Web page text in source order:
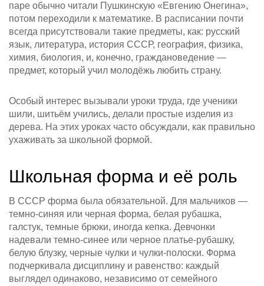
паре обычно читали Пушкинскую «Евгению Онегина»,
потом переходили к математике. В расписании почти
всегда присутствовали такие предметы, как: русский
язык, литература, история СССР, география, физика,
химия, биология, и, конечно, граждановедение —
предмет, который учил молодёжь любить страну.
Особый интерес вызывали уроки труда, где ученики
шили, шитьём учились, делали простые изделия из
дерева. На этих уроках часто обсуждали, как правильно
ухаживать за школьной формой.
Школьная форма и её роль
В СССР форма была обязательной. Для мальчиков —
темно-синяя или черная форма, белая рубашка,
галстук, темные брюки, иногда кепка. Девчонки
надевали темно-синее или черное платье‑рубашку,
белую блузку, черные чулки и чулки‑полоски. Форма
подчеркивала дисциплину и равенство: каждый
выглядел одинаково, независимо от семейного